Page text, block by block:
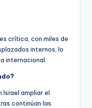
crítica, con miles de
internos, lo
internacional.
Israel ampliar el
continúan las